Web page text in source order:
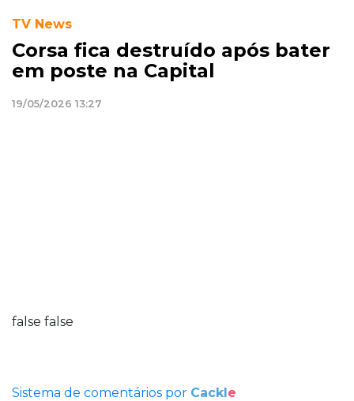
TV News
Corsa fica destruído após bater
em poste na Capital
19/05/2026 13:27
false false
Sistema de comentários por Cackle